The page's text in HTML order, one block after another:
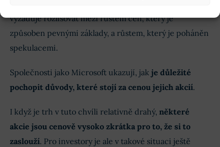
vyžaduje rozlišovat mezi růstem cen, který je
způsoben pevnými základy, a růstem, který je poháněn
spekulacemi.
Společnosti jako Microsoft ukazují, jak je důležité
pochopit důvody, které stojí za cenou jejich akcií.
I když je trh v tuto chvíli relativně drahý, některé
akcie jsou cenově vysoko zkrátka pro to, že si to
zaslouží. Pro investory je ale v takové situaci ještě